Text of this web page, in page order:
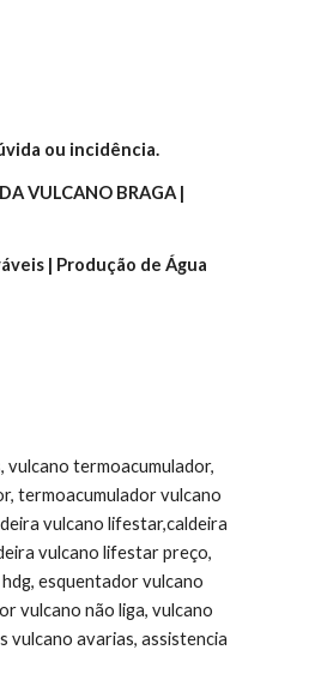
ou incidência.
VULCANO BRAGA |
| Produção de Água
vulcano termoacumulador,
termoacumulador vulcano
vulcano lifestar,caldeira
vulcano lifestar preço,
esquentador vulcano
vulcano não liga, vulcano
vulcano avarias, assistencia